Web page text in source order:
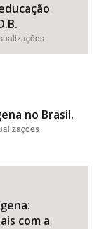
no Brasil.
com a